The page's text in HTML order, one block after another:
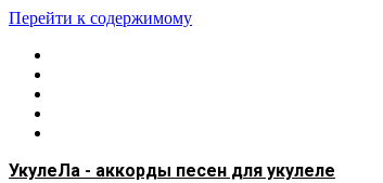
Перейти к содержимому
УкулеЛа - аккорды песен для укулеле